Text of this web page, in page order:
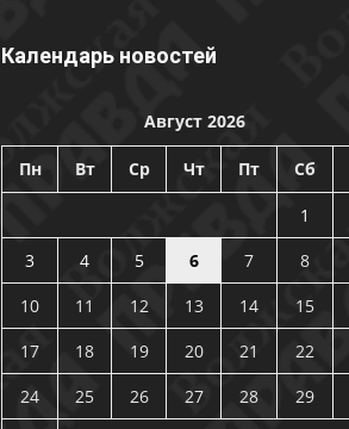
Календарь новостей
Август 2026
Пн Вт Ср Чт Пт Сб
1
3
4 5 6 7 8
10
11 12 13 14 15
17
18 19 20 21 22
24
25 26 27 28 29